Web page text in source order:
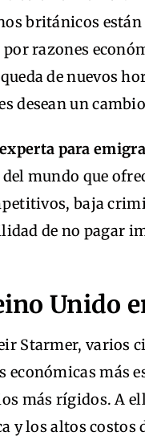
británicos
razones
de nuevos
desean un
para
mundo que
baja
de no pagar
Unido
Starmer, varios
más
más rígidos. A
y los altos costos